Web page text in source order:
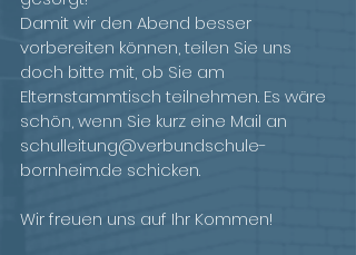
Damit wir den Abend besser
vorbereiten können, teilen Sie uns
doch bitte mit, ob Sie am
Elternstammtisch teilnehmen. Es wäre
schön, wenn Sie kurz eine Mail an
schulleitung@verbundschule-
bornheim.de schicken.
Wir freuen uns auf Ihr Kommen!